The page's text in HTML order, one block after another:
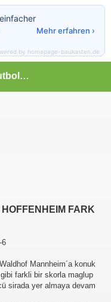
Yetenekli Türk Futbolcular
FARK
6
Mannheim´a konuk
farkli bir skorla maglup
sirada yer almaya devam
Mehr erfahren ›
by homepage-baukasten.de